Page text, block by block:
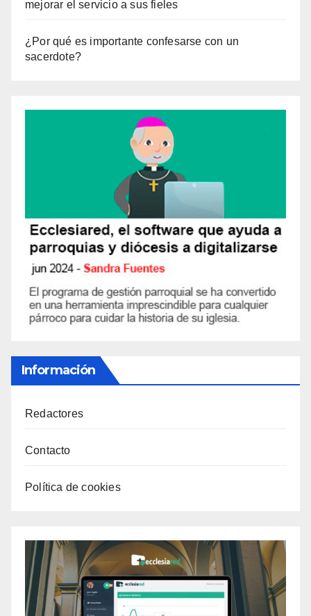
mejorar el servicio a sus fieles
¿Por qué es importante confesarse con un
sacerdote?
Información
Redactores
Contacto
Política de cookies